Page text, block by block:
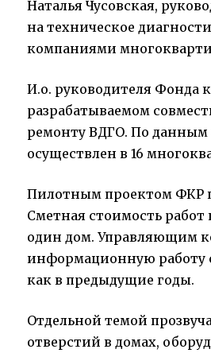
Наталья Чусовская,
на техническое
компаниями
И.о. руководителя Фонда
разрабатываемом
ремонту ВДГО. По данным
осуществлен в 16
Пилотным проектом ФКР
Сметная стоимость работ
один дом. Управляющим
информационную работу
как в предыдущие годы.
Отдельной темой
отверстий в домах,